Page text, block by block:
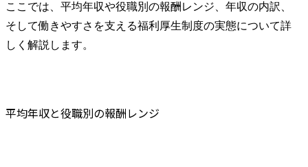
ここでは、平均年収や役職別の報酬レンジ、年収の内訳、
そして働きやすさを支える福利厚生制度の実態について詳
しく解説します。
平均年収と役職別の報酬レンジ